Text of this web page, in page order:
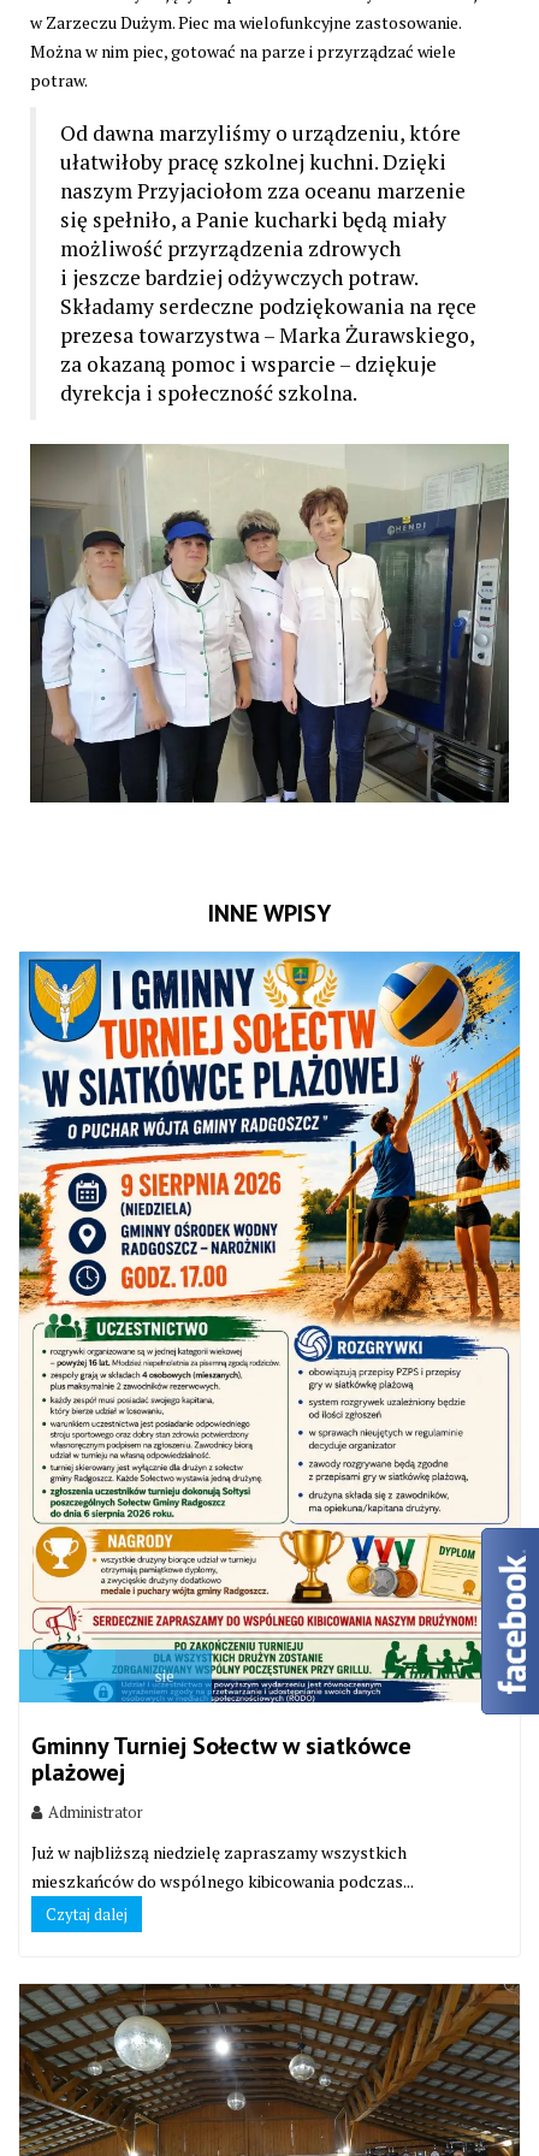
w Zarzeczu Dużym. Piec ma wielofunkcyjne zastosowanie.
Można w nim piec, gotować na parze i przyrządzać wiele
potraw.
Od dawna marzyliśmy o urządzeniu, które
ułatwiłoby pracę szkolnej kuchni. Dzięki
naszym Przyjaciołom zza oceanu marzenie
się spełniło, a Panie kucharki będą miały
możliwość przyrządzenia zdrowych
i jeszcze bardziej odżywczych potraw.
Składamy serdeczne podziękowania na ręce
prezesa towarzystwa – Marka Żurawskiego,
za okazaną pomoc i wsparcie – dziękuje
dyrekcja i społeczność szkolna.
INNE WPISY
4 sie
Gminny Turniej Sołectw w siatkówce
plażowej
Administrator
Już w najbliższą niedzielę zapraszamy wszystkich
mieszkańców do wspólnego kibicowania podczas...
Czytaj dalej